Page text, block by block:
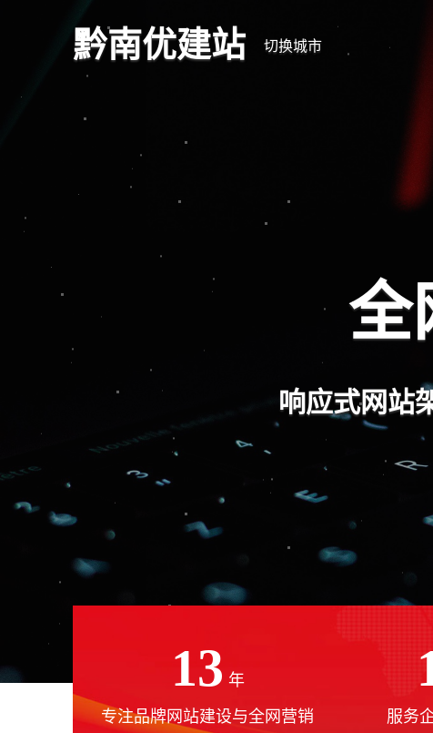
黔南优建站 切换城市
全
响应式网站
13 年
专注品牌网站建设与全网营销
服务